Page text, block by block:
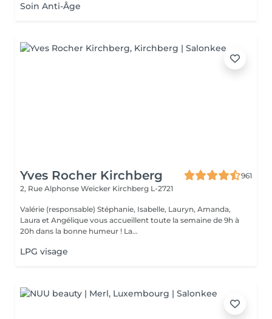
Soin Anti-Âge
Yves Rocher Kirchberg
961
2, Rue Alphonse Weicker Kirchberg L-2721
Valérie (responsable) Stéphanie, Isabelle, Lauryn, Amanda,
Laura et Angélique vous accueillent toute la semaine de 9h à
20h dans la bonne humeur ! La...
LPG visage